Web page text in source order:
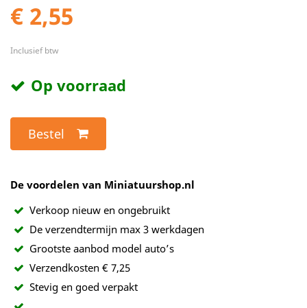
€ 2,55
Inclusief btw
Op voorraad
Bestel
De voordelen van Miniatuurshop.nl
Verkoop nieuw en ongebruikt
De verzendtermijn max 3 werkdagen
Grootste aanbod model auto’s
Verzendkosten € 7,25
Stevig en goed verpakt